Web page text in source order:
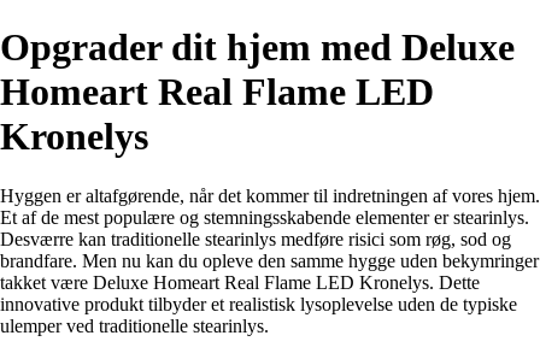
Opgrader dit hjem med Deluxe
Homeart Real Flame LED
Kronelys
Hyggen er altafgørende, når det kommer til indretningen af vores hjem.
Et af de mest populære og stemningsskabende elementer er stearinlys.
Desværre kan traditionelle stearinlys medføre risici som røg, sod og
brandfare. Men nu kan du opleve den samme hygge uden bekymringer
takket være Deluxe Homeart Real Flame LED Kronelys. Dette
innovative produkt tilbyder et realistisk lysoplevelse uden de typiske
ulemper ved traditionelle stearinlys.